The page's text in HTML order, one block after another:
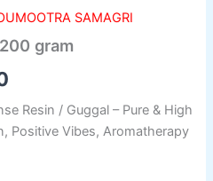
SAMAGRI
gram
Resin / Guggal – Pure & High
Positive Vibes, Aromatherapy